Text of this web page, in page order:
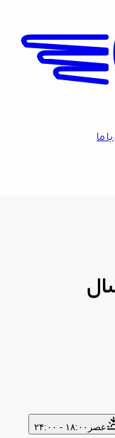
ما
عصر ۱۸:۰۰ - ۲۴:۰۰